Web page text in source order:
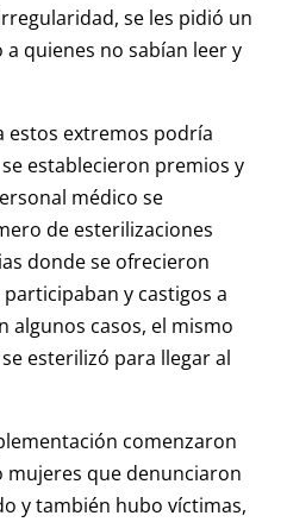
se les pidió un
quienes no sabían leer y
estos extremos podría
establecieron premios y
médico se
de esterilizaciones
donde se ofrecieron
y castigos a
algunos casos, el mismo
esterilizó para llegar al
comenzaron
mujeres que denunciaron
y también hubo víctimas,